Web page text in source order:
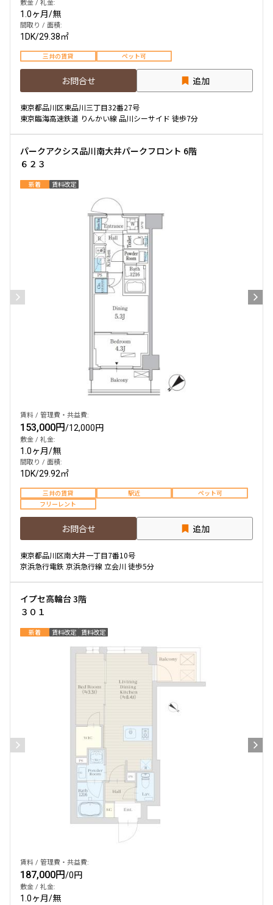
敷金 / 礼金:
1.0ヶ月/無
間取り / 面積:
1DK/29.38㎡
三井の賃貸 ペット可
お問合せ 追加
東京都品川区東品川三丁目32番27号
東京臨海高速鉄道 りんかい線 品川シーサイド 徒歩7分
パークアクシス品川南大井パークフロント 6階
６２３
新着 賃料改定
賃料 / 管理費・共益費:
153,000円/12,000円
敷金 / 礼金:
1.0ヶ月/無
間取り / 面積:
1DK/29.92㎡
三井の賃貸 駅近
ペット可
フリーレント
お問合せ 追加
東京都品川区南大井一丁目7番10号
京浜急行電鉄 京浜急行線 立会川 徒歩5分
イプセ高輪台 3階
３０１
新着 賃料改定 賃料改定
賃料 / 管理費・共益費:
187,000円/0円
敷金 / 礼金:
1.0ヶ月/無